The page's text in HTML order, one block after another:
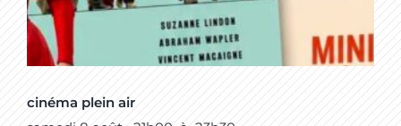
cinéma plein air